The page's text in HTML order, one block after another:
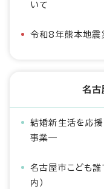
いて
令和8年熊本地震
名古
結婚新生活を応
事業―
名古屋市こども
内）